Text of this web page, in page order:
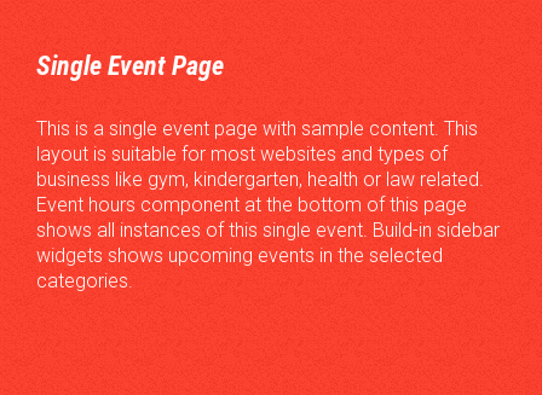
Single Event Page
This is a single event page with sample content. This
layout is suitable for most websites and types of
business like gym, kindergarten, health or law related.
Event hours component at the bottom of this page
shows all instances of this single event. Build-in sidebar
widgets shows upcoming events in the selected
categories.